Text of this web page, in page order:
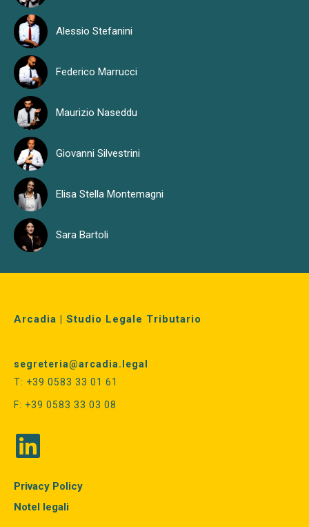
Alessio Stefanini
Federico Marrucci
Maurizio Naseddu
Giovanni Silvestrini
Elisa Stella Montemagni
Sara Bartoli
Arcadia | Studio Legale Tributario
segreteria@arcadia.legal
T: +39 0583 33 01 61
F: +39 0583 33 03 08
Privacy Policy
Notel legali